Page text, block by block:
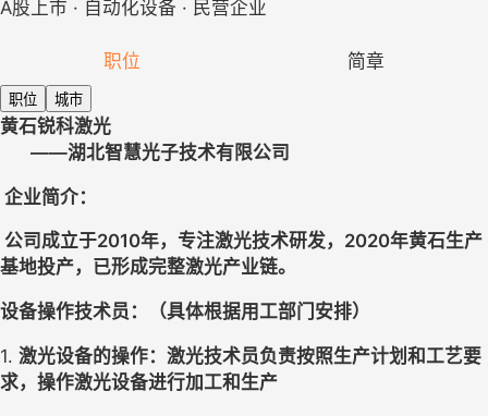
A股上市 · 自动化设备 · 民营企业
职位 简章
职位 城市
黄石锐科激光
——湖北智慧光子技术有限公司
企业简介：
公司成立于2010年，专注激光技术研发， 2020年黄石生产
基地投产，已形成完整激光产业链。
设备操作技术员 ：（具体根据用工部门安排）
1. 激光设备的操作：激光技术员负责按照生产计划和工艺要
求，操作激光设备进行加工和生产